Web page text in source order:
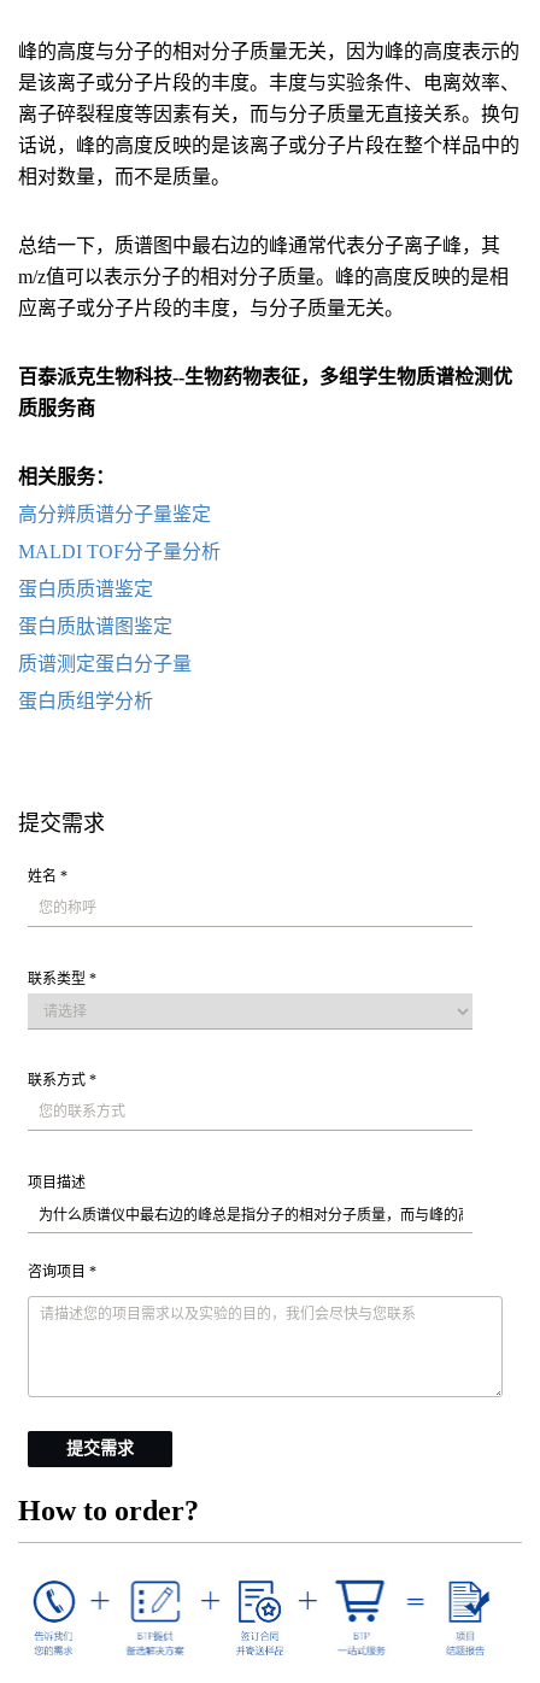
峰的高度与分子的相对分子质量无关，因为峰的高度表示的
是该离子或分子片段的丰度。丰度与实验条件、电离效率、
离子碎裂程度等因素有关，而与分子质量无直接关系。换句
话说，峰的高度反映的是该离子或分子片段在整个样品中的
相对数量，而不是质量。
总结一下，质谱图中最右边的峰通常代表分子离子峰，其
m/z值可以表示分子的相对分子质量。峰的高度反映的是相
应离子或分子片段的丰度，与分子质量无关。
百泰派克生物科技--生物药物表征，多组学生物质谱检测优
质服务商
相关服务：
高分辨质谱分子量鉴定
MALDI TOF分子量分析
蛋白质质谱鉴定
蛋白质肽谱图鉴定
质谱测定蛋白分子量
蛋白质组学分析
提交需求
姓名 *
联系类型 *
联系方式 *
项目描述
咨询项目 *
提交需求
How to order?